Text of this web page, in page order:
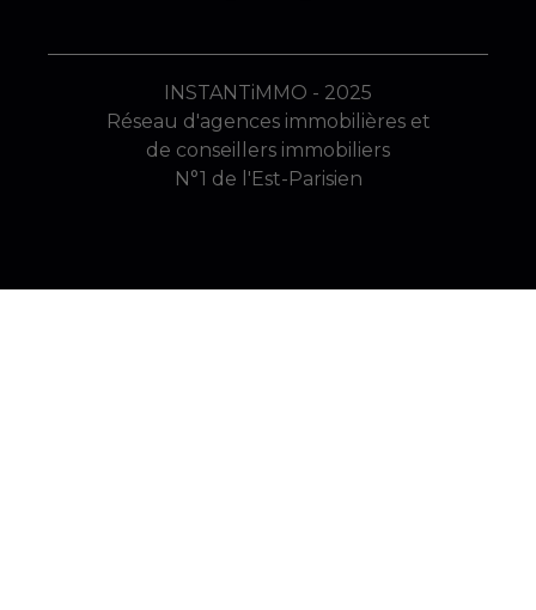
INSTANTiMMO - 2025
Réseau d'agences immobilières et
de conseillers immobiliers
N°1 de l'Est-Parisien